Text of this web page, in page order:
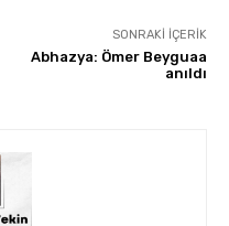
SONRAKI İÇERIK
Abhazya: Ömer Beyguaa
anıldı